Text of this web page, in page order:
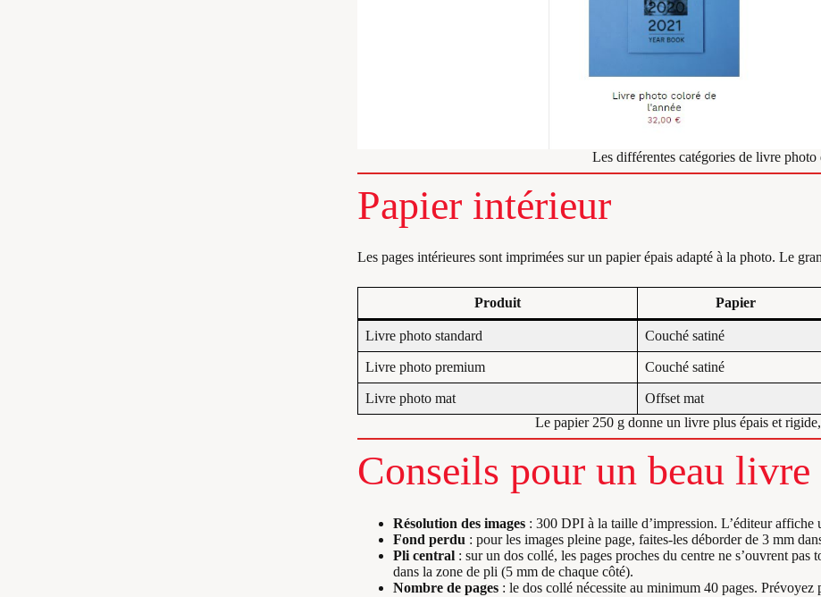
Les différentes catégories de livre photo
Papier intérieur
Les pages intérieures sont imprimées sur un papier épais adapté à la photo. Le
Produit Papier
Livre photo standard Couché satiné
Livre photo premium Couché satiné
Livre photo mat Offset mat
Le papier 250 g donne un livre plus épais et
Conseils pour un beau livre
Résolution des images : 300 DPI à la taille d’impression. L’éditeur affiche
Fond perdu : pour les images pleine page, faites-les déborder de 3 mm
Pli central : sur un dos collé, les pages proches du centre ne s’ouvrent
dans la zone de pli (5 mm de chaque côté).
Nombre de pages : le dos collé nécessite au minimum 40 pages.